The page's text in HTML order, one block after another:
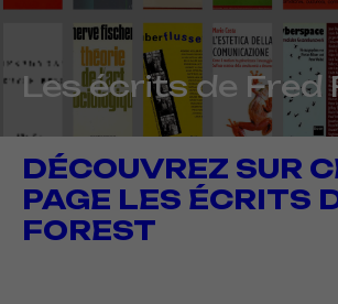
Les écrits de Fred
DÉCOUVREZ SUR
PAGE LES ÉCRITS
FOREST